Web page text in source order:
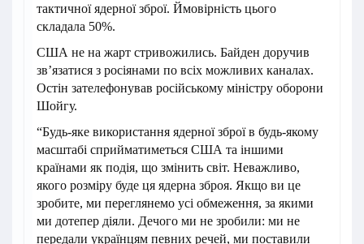
тактичної ядерної зброї. Ймовірність цього
складала 50%.
США не на жарт стривожились. Байден доручив
звʼязатися з росіянами по всіх можливих каналах.
Остін зателефонував російському міністру оборони
Шойгу.
“Будь-яке використання ядерної зброї в будь-якому
масштабі сприйматиметься США та іншими
країнами як подія, що змінить світ. Неважливо,
якого розміру буде ця ядерна зброя. Якщо ви це
зробите, ми переглянемо усі обмеження, за якими
ми дотепер діяли. Дечого ми не зробили: ми не
передали українцям певних речей, ми поставили